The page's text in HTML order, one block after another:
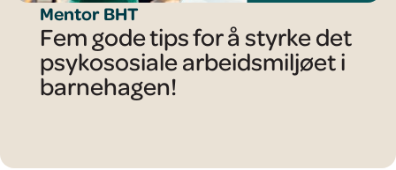
Mentor BHT
Fem gode tips for å styrke det
psykososiale arbeidsmiljøet i
barnehagen!